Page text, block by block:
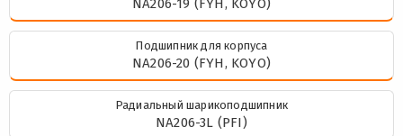
NA206-19 (FYH, KOYO)
Подшипник для корпуса
NA206-20 (FYH, KOYO)
Радиальный шарикоподшипник
NA206-3L (PFI)